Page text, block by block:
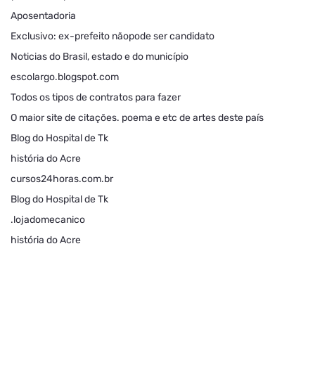
Aposentadoria
Exclusivo: ex-prefeito nãopode ser candidato
Noticias do Brasil, estado e do município
escolargo.blogspot.com
Todos os tipos de contratos para fazer
O maior site de citações. poema e etc de artes deste país
Blog do Hospital de Tk
história do Acre
cursos24horas.com.br
Blog do Hospital de Tk
.lojadomecanico
história do Acre